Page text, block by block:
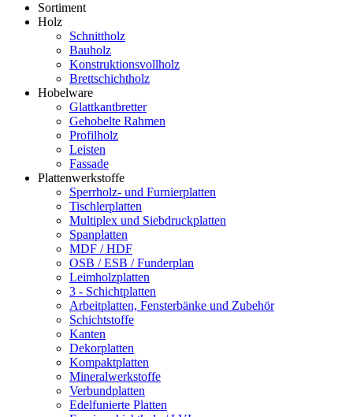
Sortiment
Holz
Schnittholz
Bauholz
Konstruktionsvollholz
Brettschichtholz
Hobelware
Glattkantbretter
Gehobelte Rahmen
Profilholz
Leisten
Fassade
Plattenwerkstoffe
Sperrholz- und Furnierplatten
Tischlerplatten
Multiplex und Siebdruckplatten
Spanplatten
MDF / HDF
OSB / ESB / Funderplan
Leimholzplatten
3 - Schichtplatten
Arbeitplatten, Fensterbänke und Zubehör
Schichtstoffe
Kanten
Dekorplatten
Kompaktplatten
Mineralwerkstoffe
Verbundplatten
Edelfunierte Platten